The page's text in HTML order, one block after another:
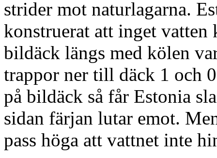
strider mot naturlagarna.
konstruerat att inget vatten
bildäck längs med kölen
trappor ner till däck 1 och
på bildäck så får Estonia
sidan färjan lutar emot.
pass höga att vattnet inte